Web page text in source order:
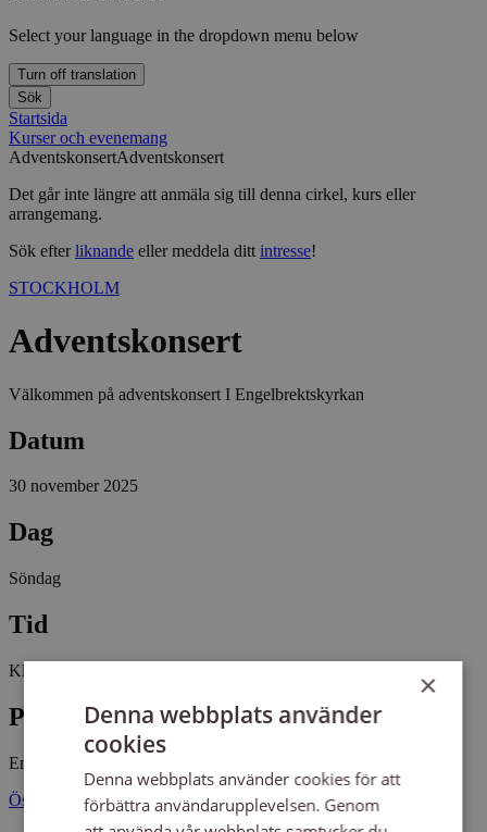
Select your language in the dropdown menu below
Turn off translation
Sök
Startsida
Kurser och evenemang
AdventskonsertAdventskonsert
Det går inte längre att anmäla sig till denna cirkel, kurs eller
arrangemang.
Sök efterliknande eller meddela ditt intresse!
STOCKHOLM
Adventskonsert
Välkommen på adventskonsert I Engelbrektskyrkan
Datum
30 november 2025
Dag
Söndag
Tid
Kl 17:00 - 18:00
Plats
Engelbrektskyrkan
Östermalmsgatan 20 11426 STOCKHOLM
×
Denna webbplats använder
cookies
Denna webbplats använder cookies för att
förbättra användarupplevelsen. Genom